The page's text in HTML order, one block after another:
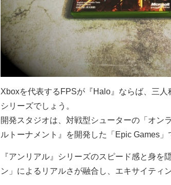
Xboxを代表するFPSが『Halo』ならば、三
シリーズでしょう。
開発スタジオは、対戦型シューターの「オン
ルトーナメント』を開発した「Epic Games」
『アンリアル』シリーズのスピード感と身
ン」によるリアルさが融合し、エキサイティ